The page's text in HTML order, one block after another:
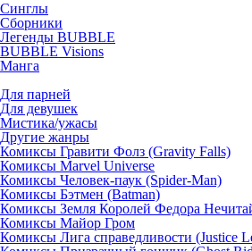
Синглы
Сборники
Легенды BUBBLE
BUBBLE Visions
Манга
Для парней
Для девушек
Мистика/ужасы
Другие жанры
Комиксы Гравити Фолз (Gravity Falls)
Комиксы Marvel Universe
Комиксы Человек-паук (Spider-Man)
Комиксы Бэтмен (Batman)
Комиксы Земля Королей Федора
Комиксы Майор Гром
Комиксы Лига справедливости (Justice